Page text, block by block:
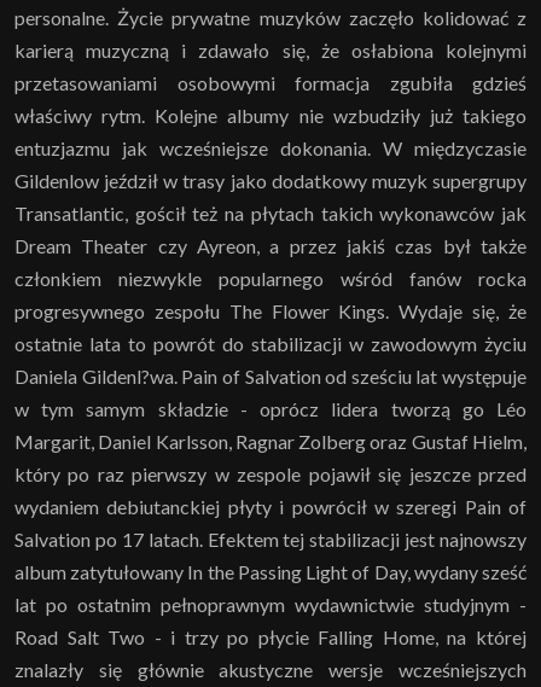
personalne. Życie prywatne muzyków zaczęło kolidować z
karierą muzyczną i zdawało się, że osłabiona kolejnymi
przetasowaniami osobowymi formacja zgubiła gdzieś
właściwy rytm. Kolejne albumy nie wzbudziły już takiego
entuzjazmu jak wcześniejsze dokonania. W międzyczasie
Gildenlow jeździł w trasy jako dodatkowy muzyk supergrupy
Transatlantic, gościł też na płytach takich wykonawców jak
Dream Theater czy Ayreon, a przez jakiś czas był także
członkiem niezwykle popularnego wśród fanów rocka
progresywnego zespołu The Flower Kings. Wydaje się, że
ostatnie lata to powrót do stabilizacji w zawodowym życiu
Daniela Gildenl?wa. Pain of Salvation od sześciu lat występuje
w tym samym składzie - oprócz lidera tworzą go Léo
Margarit, Daniel Karlsson, Ragnar Zolberg oraz Gustaf Hielm,
który po raz pierwszy w zespole pojawił się jeszcze przed
wydaniem debiutanckiej płyty i powrócił w szeregi Pain of
Salvation po 17 latach. Efektem tej stabilizacji jest najnowszy
album zatytułowany In the Passing Light of Day, wydany sześć
lat po ostatnim pełnoprawnym wydawnictwie studyjnym -
Road Salt Two - i trzy po płycie Falling Home, na której
znalazły się głównie akustyczne wersje wcześniejszych